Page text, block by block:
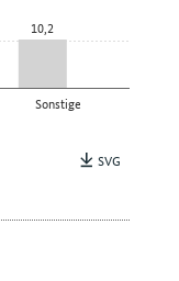
Sonstige
10,2
SVG